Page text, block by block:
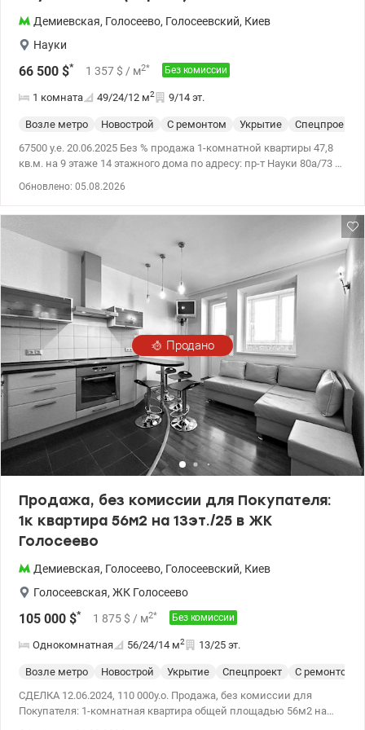
Демиевская, Голосеево, Голосеевский, Киев
Науки
66 500 $* 1 357 $ / м2* Без комиссии
1 комната 49/24/12 м2 9/14 эт.
Возле метро Новострой С ремонтом Укрытие
Спецпроект
67500 у.е. 20.06.2025 Без % продажа 1-комнатной квартиры 47,8
кв.м. на 9 этаже 14 этажного дома по адресу: пр-т Науки 80а/73 В
Голосіївський ліс з каскадами озер, доріжками для -вело, -піших
прогулянок. Недалеко парки Феофания та Пирогово. Цена 67 500
у.е., 097-510-0728, Сокольская Ирина valion.ua/1130513
Обновлено: 05.08.2026
Продано
Продажа, без комиссии для Покупателя:
1к квартира 56м2 на 13эт./25 в ЖК
Голосеево
Демиевская, Голосеево, Голосеевский, Киев
Голосеевская, ЖК Голосеево
105 000 $* 1 875 $ / м2* Без комиссии
Однокомнатная 56/24/14 м2 13/25 эт.
Возле метро Новострой Укрытие Спецпроект
С ремонтом
СДЕЛКА 12.06.2024, 110 000у.о. Продажа, без комиссии для
Покупателя: 1-комнатная квартира общей площадью 56м2 на